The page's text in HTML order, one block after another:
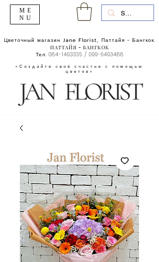
«Создайте своё счастье с помощью
цветов»
Цветочный магазин Jane Florist, Паттайя - Бангкок.
ПАТТАЙЯ - БАНГКОК
Тел. 084-1493335 / 099-6493488
ME
NU